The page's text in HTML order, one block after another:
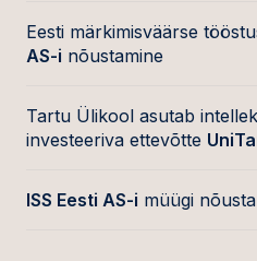
Eesti märkimisväärse
AS-i nõustamine
Tartu Ülikool asutab
investeeriva ettevõtte
ISS Eesti AS-i müügi